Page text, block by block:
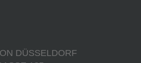
DÜSSELDORF